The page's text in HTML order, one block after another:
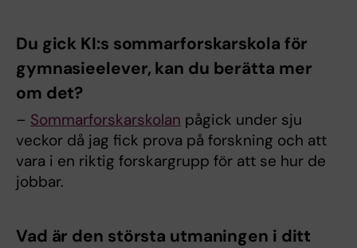
Du gick KI:s sommarforskarskola för
gymnasieelever, kan du berätta mer
om det?
– Sommarforskarskolan pågick under sju
veckor då jag fick prova på forskning och att
vara i en riktig forskargrupp för att se hur de
jobbar.
Vad är den största utmaningen i ditt